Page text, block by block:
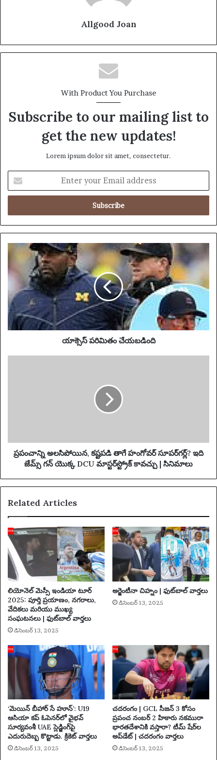
Allgood Joan
With Product You Purchase
Subscribe to our mailing list to
get the new updates!
Lorem ipsum dolor sit amet, consectetur.
t
r
y
E
m
i
l
d
యా
స్
ప
రి
మి
తం
య
యాక్సెస్ పరిమితం చేయబడింది
యి
డి
హం
గో
వ
ర్
సూ
ర్‌
గ
ర్ల్
ది
జే
న్
క్క
D
C
U
మా
ప్రపంచాన్ని అలసిపోయిన, కష్టపడి తాగే హంగోవర్ సూపర్‌గర్ల్? ఇది
జేమ్స్ గన్ యొక్క DCU మాస్టర్‌స్ట్రోక్ కావచ్చు | సినిమాలు
Related Articles
లియోనెల్ మెస్సీ ఇండియా టూర్
2025: పూర్తి ప్రయాణం, నగరాలు,
వేదికలు మరియు ముఖ్య
సంఘటనలు | ఫుట్‌బాల్ వార్తలు
డిసెంబర్ 13, 2025
అర్జెంటీనా చిహ్నం | ఫుట్‌బాల్ వార్తలు
డిసెంబర్ 13, 2025
‘మెయిన్ బీహార్ సే హూన్’: U19
ఆసియా కప్ ఓపెనర్‌లో వైభవ్
సూర్యవంశీ UAE స్లెడ్జింగ్‌పై
ఎదురుదెబ్బ కొట్టాడు. క్రికెట్ వార్తలు
డిసెంబర్ 13, 2025
చదరంగం | GCL సీజన్ 3 కోసం
ప్రపంచ నంబర్ 2 హికారు నకమురా
భారతదేశానికి వస్తారా? టీమ్ షేర్‌ల
అప్‌డేట్ | చదరంగం వార్తలు
డిసెంబర్ 13, 2025